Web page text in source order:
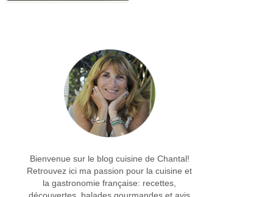
Bienvenue sur le blog cuisine de Chantal!
Retrouvez ici ma passion pour la cuisine et
la gastronomie française: recettes,